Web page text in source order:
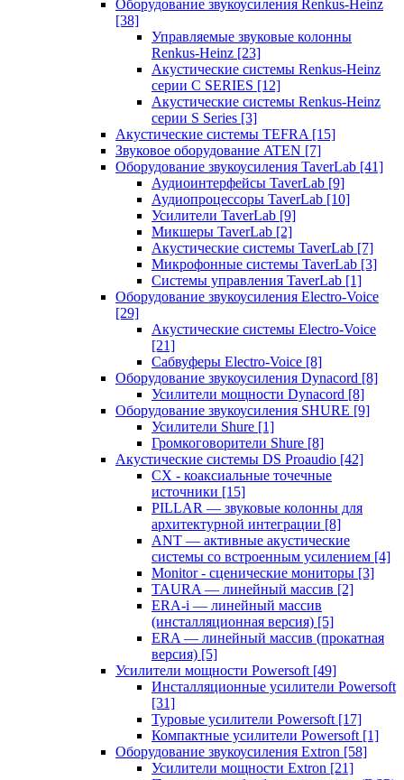
Оборудование звукоусиления Renkus-Heinz
[38]
Управляемые звуковые колонны
Renkus-Heinz [23]
Акустические системы Renkus-Heinz
серии C SERIES [12]
Акустические системы Renkus-Heinz
серии S Series [3]
Акустические системы TEFRA [15]
Звуковое оборудование ATEN [7]
Оборудование звукоусиления TaverLab [41]
Аудиоинтерфейсы TaverLab [9]
Аудиопроцессоры TaverLab [10]
Усилители TaverLab [9]
Микшеры TaverLab [2]
Акустические системы TaverLab [7]
Микрофонные системы TaverLab [3]
Системы управления TaverLab [1]
Оборудование звукоусиления Electro-Voice
[29]
Акустические системы Electro-Voice
[21]
Сабвуферы Electro-Voice [8]
Оборудование звукоусиления Dynacord [8]
Усилители мощности Dynacord [8]
Оборудование звукоусиления SHURE [9]
Усилители Shure [1]
Громкоговорители Shure [8]
Акустические системы DS Proaudio [42]
CX - коаксиальные точечные
источники [15]
PILLAR — звуковые колонны для
архитектурной интеграции [8]
ANT — активные акустические
системы со встроенным усилением [4]
Monitor - сценические мониторы [3]
TAURA — линейный массив [2]
ERA-i — линейный массив
(инсталляционная версия) [5]
ERA — линейный массив (прокатная
версия) [5]
Усилители мощности Powersoft [49]
Инсталляционные усилители Powersoft
[31]
Туровые усилители Powersoft [17]
Компактные усилители Powersoft [1]
Оборудование звукоусиления Extron [58]
Усилители мощности Extron [21]